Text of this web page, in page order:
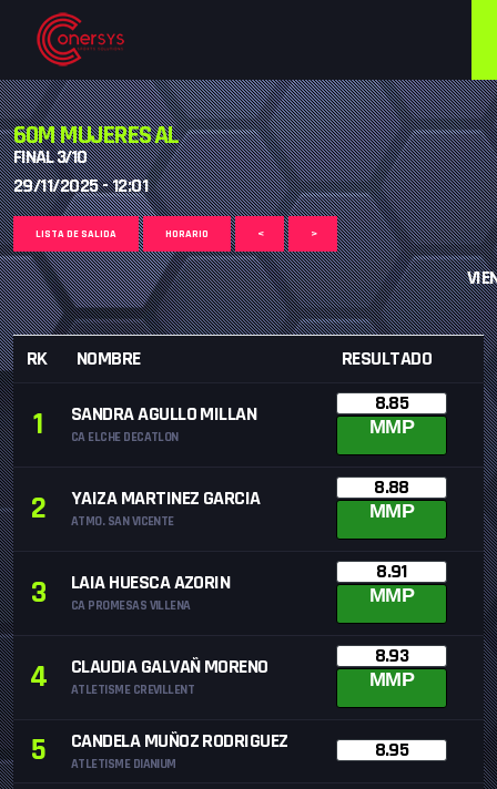
60M MUJERES AL
FINAL 3/10
29/11/2025 - 12:01
LISTA DE SALIDA HORARIO < >
RK NOMBRE RESULTADO
1 SANDRA AGULLO MILLAN
CA ELCHE DECATLON
8.85
MMP
2 YAIZA MARTINEZ GARCIA
ATMO. SAN VICENTE
8.88
MMP
3 LAIA HUESCA AZORIN
CA PROMESAS VILLENA
8.91
MMP
4 CLAUDIA GALVAÑ MORENO
ATLETISME CREVILLENT
8.93
MMP
5 CANDELA MUÑOZ RODRIGUEZ
ATLETISME DIANIUM
8.95